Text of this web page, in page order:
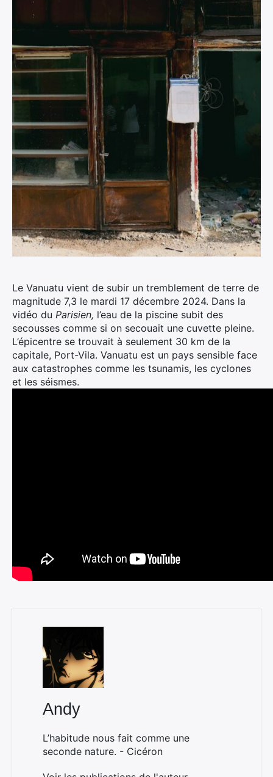
Le Vanuatu vient de subir un tremblement de terre de
magnitude 7,3 le mardi 17 décembre 2024. Dans la
vidéo du Parisien, l’eau de la piscine subit des
secousses comme si on secouait une cuvette pleine.
L’épicentre se trouvait à seulement 30 km de la
capitale, Port-Vila. Vanuatu est un pays sensible face
aux catastrophes comme les tsunamis, les cyclones
et les séismes.
Andy
L’habitude nous fait comme une
seconde nature. - Cicéron